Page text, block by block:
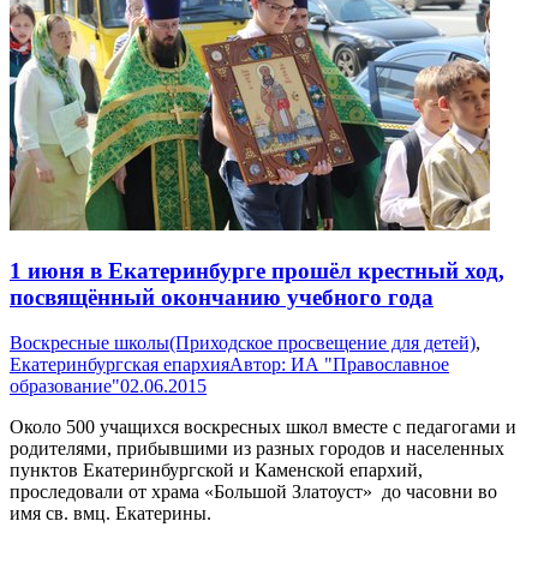
1 июня в Екатеринбурге прошёл крестный ход,
посвящённый окончанию учебного года
Воскресные школы(Приходское просвещение для детей),
Екатеринбургская епархияАвтор: ИА "Православное
образование"02.06.2015
Около 500 учащихся воскресных школ вместе с педагогами и
родителями, прибывшими из разных городов и населенных
пунктов Екатеринбургской и Каменской епархий,
проследовали от храма «Большой Златоуст» до часовни во
имя св. вмц. Екатерины.